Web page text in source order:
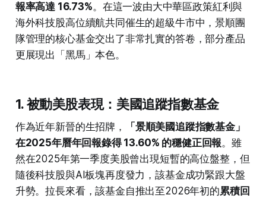
報率高達 16.73%。在這一波由大中華區政策紅利與
海外科技股高位續航共同催生的超級牛市中，景順團
隊管理的核心基金交出了非常扎實的答卷，部分產品
更展現出「黑馬」本色。
1. 被動美股表現：美國追蹤指數基金
作為近年新晉的生招牌，
「景順美國追蹤指數基金」
在2025年曆年回報錄得 13.60% 的穩健正回報。雖
然在2025年第一季度美股曾出現短暫的高位盤整，但
隨後科技股與AI板塊再度發力，該基金成功緊跟大盤
升勢。拉長來看，該基金自推出至2026年初的累積回